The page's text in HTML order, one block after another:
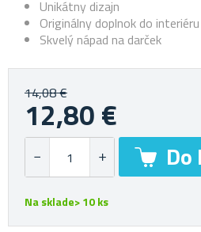
Unikátny dizajn
Originálny doplnok do interiéru
Skvelý nápad na darček
14,08 €
12,80 €
Na sklade> 10 ks